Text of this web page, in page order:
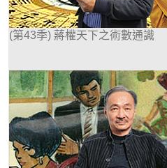
(第43季) 蔣權天下之術數通識